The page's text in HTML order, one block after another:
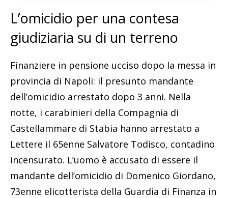
L’omicidio per una contesa
giudiziaria su di un terreno
Finanziere in pensione ucciso dopo la messa in
provincia di Napoli: il presunto mandante
dell’omicidio arrestato dopo 3 anni. Nella
notte, i carabinieri della Compagnia di
Castellammare di Stabia hanno arrestato a
Lettere il 65enne Salvatore Todisco, contadino
incensurato. L’uomo è accusato di essere il
mandante dell’omicidio di Domenico Giordano,
73enne elicotterista della Guardia di Finanza in